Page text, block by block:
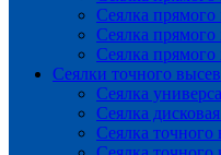
Сеялка
Сеялка
Сеялка
Сеялки точного
Сеялка
Сеялка
Сеялка